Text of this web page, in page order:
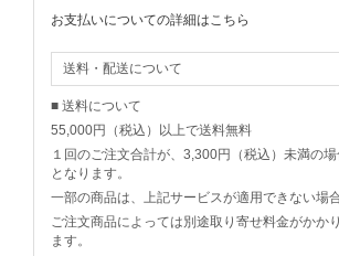
お支払いについての詳細はこちら
送料・配送について
■ 送料について
55,000円（税込）以上で送料無料
１回のご注文合計が、3,300円（税込）未満の
となります。
一部の商品は、上記サービスが適用できない場
ご注文商品によっては別途取り寄せ料金がかか
ます。